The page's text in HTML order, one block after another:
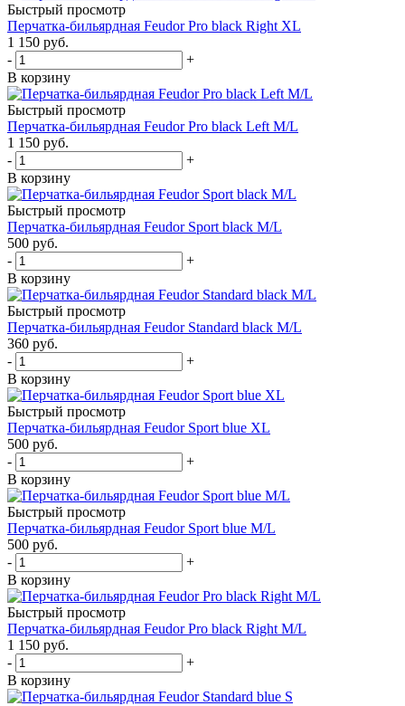
Быстрый просмотр
Перчатка-бильярдная Feudor Pro black Right XL
1 150 руб.
-
+
В корзину
Быстрый просмотр
Перчатка-бильярдная Feudor Pro black Left M/L
1 150 руб.
-
+
В корзину
Быстрый просмотр
Перчатка-бильярдная Feudor Sport black M/L
500 руб.
-
+
В корзину
Быстрый просмотр
Перчатка-бильярдная Feudor Standard black M/L
360 руб.
-
+
В корзину
Быстрый просмотр
Перчатка-бильярдная Feudor Sport blue XL
500 руб.
-
+
В корзину
Быстрый просмотр
Перчатка-бильярдная Feudor Sport blue M/L
500 руб.
-
+
В корзину
Быстрый просмотр
Перчатка-бильярдная Feudor Pro black Right M/L
1 150 руб.
-
+
В корзину